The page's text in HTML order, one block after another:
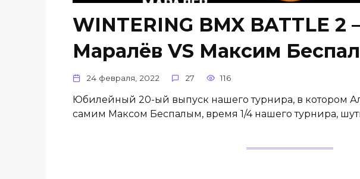
WINTERING BMX BATTLE
Маралёв VS Максим
24 февраля, 2022 27 116
Юбилейный 20-ый выпуск нашего турнира, в котором
самим Максом Беспалым, время 1/4 нашего турнира,